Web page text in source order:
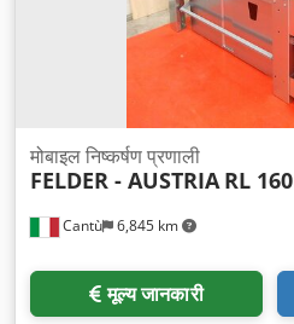
Cantù 6,845 km
मोबाइल निष्कर्षण प्रणाली
FELDER - AUSTRIA RL 160
मूल्य जानकारी